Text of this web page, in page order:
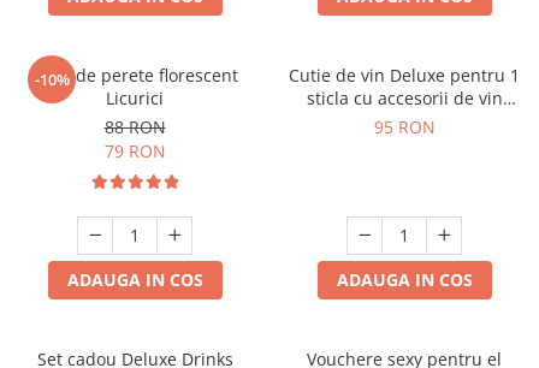
-10%
Ceas de perete florescent
Licurici
88 RON
79 RON
ADAUGA IN COS
Cutie de vin Deluxe pentru 1
sticla cu accesorii de vin
incluse interior oranj
95 RON
ADAUGA IN COS
Set cadou Deluxe Drinks Vouchere sexy pentru el